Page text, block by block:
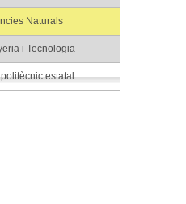
Naturals
i Tecnologia
estatal